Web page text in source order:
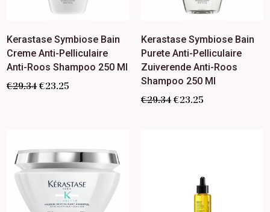
Kerastase Symbiose Bain
Creme Anti-Pelliculaire
Anti-Roos Shampoo 250 Ml
€29.34 €23.25
Kerastase Symbiose Bain
Purete Anti-Pelliculaire
Zuiverende Anti-Roos
Shampoo 250 Ml
€29.34 €23.25